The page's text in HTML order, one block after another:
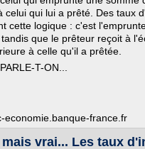
celui qui lui a prêté. Des taux
cette logique : c'est
que le prêteur reçoit à
à celle qu'il a prêtée.
T-ON...
economie.banque-france.fr
vrai... Les taux